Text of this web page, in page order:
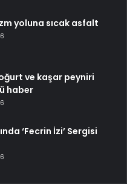
yoluna sıcak asfalt
ve kaşar peyniri
haber
‘Fecrin İzi’ Sergisi